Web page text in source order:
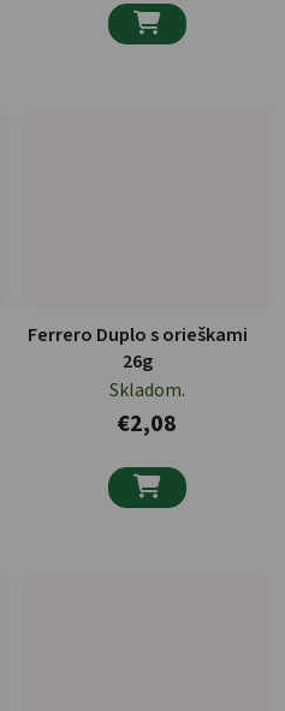

Ferrero Duplo s orieškami
26g
Skladom.
€2,08
